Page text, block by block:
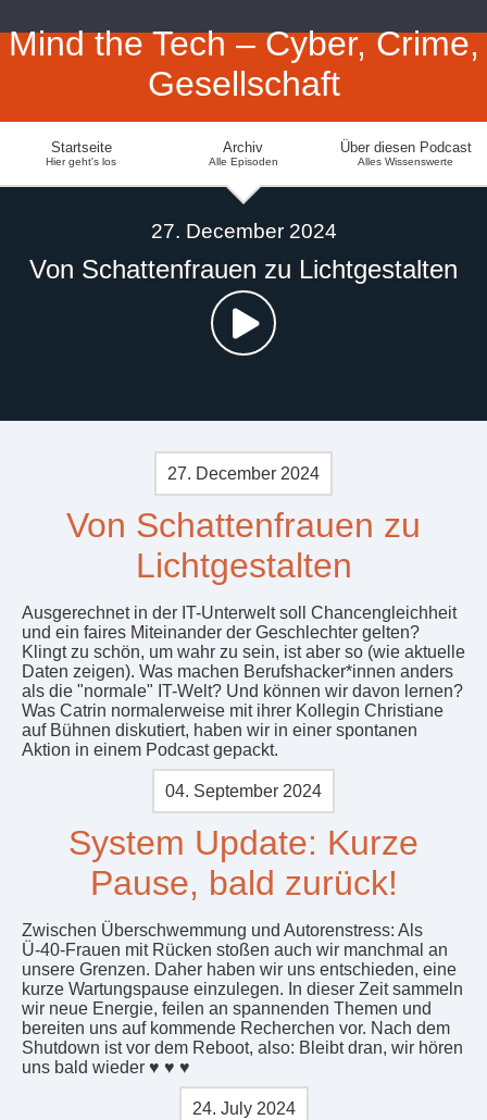
Mind the Tech – Cyber, Crime,
Gesellschaft
Startseite
Hier geht's los
Archiv
Alle Episoden
Über diesen Podcast
Alles Wissenswerte
27. December 2024
Von Schattenfrauen zu Lichtgestalten
27. December 2024
Von Schattenfrauen zu
Lichtgestalten
Ausgerechnet in der IT-Unterwelt soll Chancengleichheit
und ein faires Miteinander der Geschlechter gelten?
Klingt zu schön, um wahr zu sein, ist aber so (wie aktuelle
Daten zeigen). Was machen Berufshacker*innen anders
als die "normale" IT-Welt? Und können wir davon lernen?
Was Catrin normalerweise mit ihrer Kollegin Christiane
auf Bühnen diskutiert, haben wir in einer spontanen
Aktion in einem Podcast gepackt.
04. September 2024
System Update: Kurze
Pause, bald zurück!
Zwischen Überschwemmung und Autorenstress: Als
Ü-40-Frauen mit Rücken stoßen auch wir manchmal an
unsere Grenzen. Daher haben wir uns entschieden, eine
kurze Wartungspause einzulegen. In dieser Zeit sammeln
wir neue Energie, feilen an spannenden Themen und
bereiten uns auf kommende Recherchen vor. Nach dem
Shutdown ist vor dem Reboot, also: Bleibt dran, wir hören
uns bald wieder ♥ ♥ ♥
24. July 2024